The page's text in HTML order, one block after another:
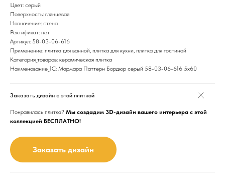
Цвет: серый
Поверхность: глянцевая
Назначение: стена
Ректификат: нет
Артикул: 58-03-06-616
Применение: плитка для ванной, плитка для кухни, плитка для гостиной
Категория_товаров: керамическая плитка
Наименование_1С: Мармара Паттерн Бордюр серый 58-03-06-616 5х60
Заказать дизайн с этой плиткой
Понравилась плитка? Мы создадим 3D-дизайн вашего интерьера с этой
коллекцией БЕСПЛАТНО!
Заказать дизайн